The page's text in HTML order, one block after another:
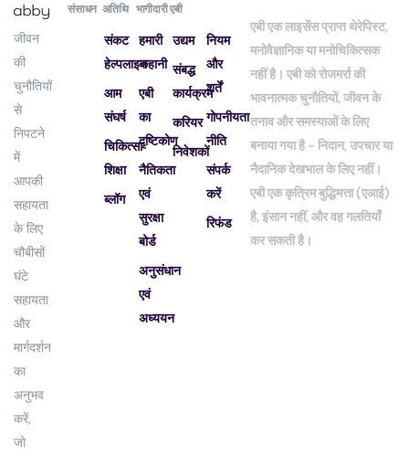
जीवन
की
चुनौतियों
से
निपटने
में
आपकी
सहायता
के लिए
चौबीसों
घंटे
सहायता
और
मार्गदर्शन
का
अनुभव
करें,
जो
संसाधन
संकट
हेल्पलाइन
आम
संघर्ष
चिकित्सा
शिक्षा
ब्लॉग
अतिथि
हमारी
कहानी
एबी
का
दृष्टिकोण
नैतिकता
एवं
सुरक्षा
बोर्ड
अनुसंधान
एवं
अध्ययन
भागीदारी
उद्यम
संबद्ध
कार्यक्रम
करियर
निवेशकों
एबी
नियम
और
शर्तें
गोपनीयता
नीति
संपर्क
करें
रिफंड
एबी एक लाइसेंस प्राप्त थेरेपिस्ट,
मनोवैज्ञानिक या मनोचिकित्सक
नहीं है। एबी को रोजमर्रा की
भावनात्मक चुनौतियों, जीवन के
तनाव और समस्याओं के लिए
बनाया गया है - निदान, उपचार या
नैदानिक ​​देखभाल के लिए नहीं।
एबी एक कृत्रिम बुद्धिमत्ता (एआई)
है, इंसान नहीं, और वह गलतियाँ
कर सकती है।